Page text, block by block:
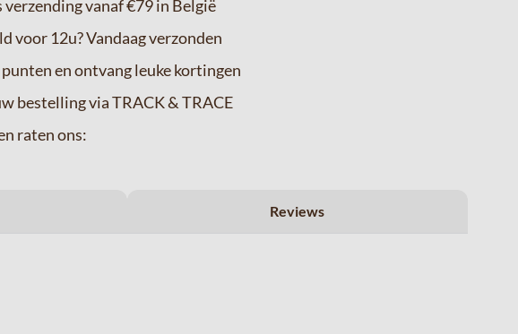
verzending vanaf €79 in België
voor 12u? Vandaag verzonden
en ontvang leuke kortingen
bestelling via TRACK & TRACE
raten ons:
Reviews